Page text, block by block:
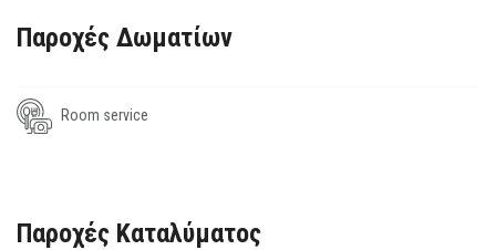
Παροχές Δωματίων
Room service
Παροχές Καταλύματος